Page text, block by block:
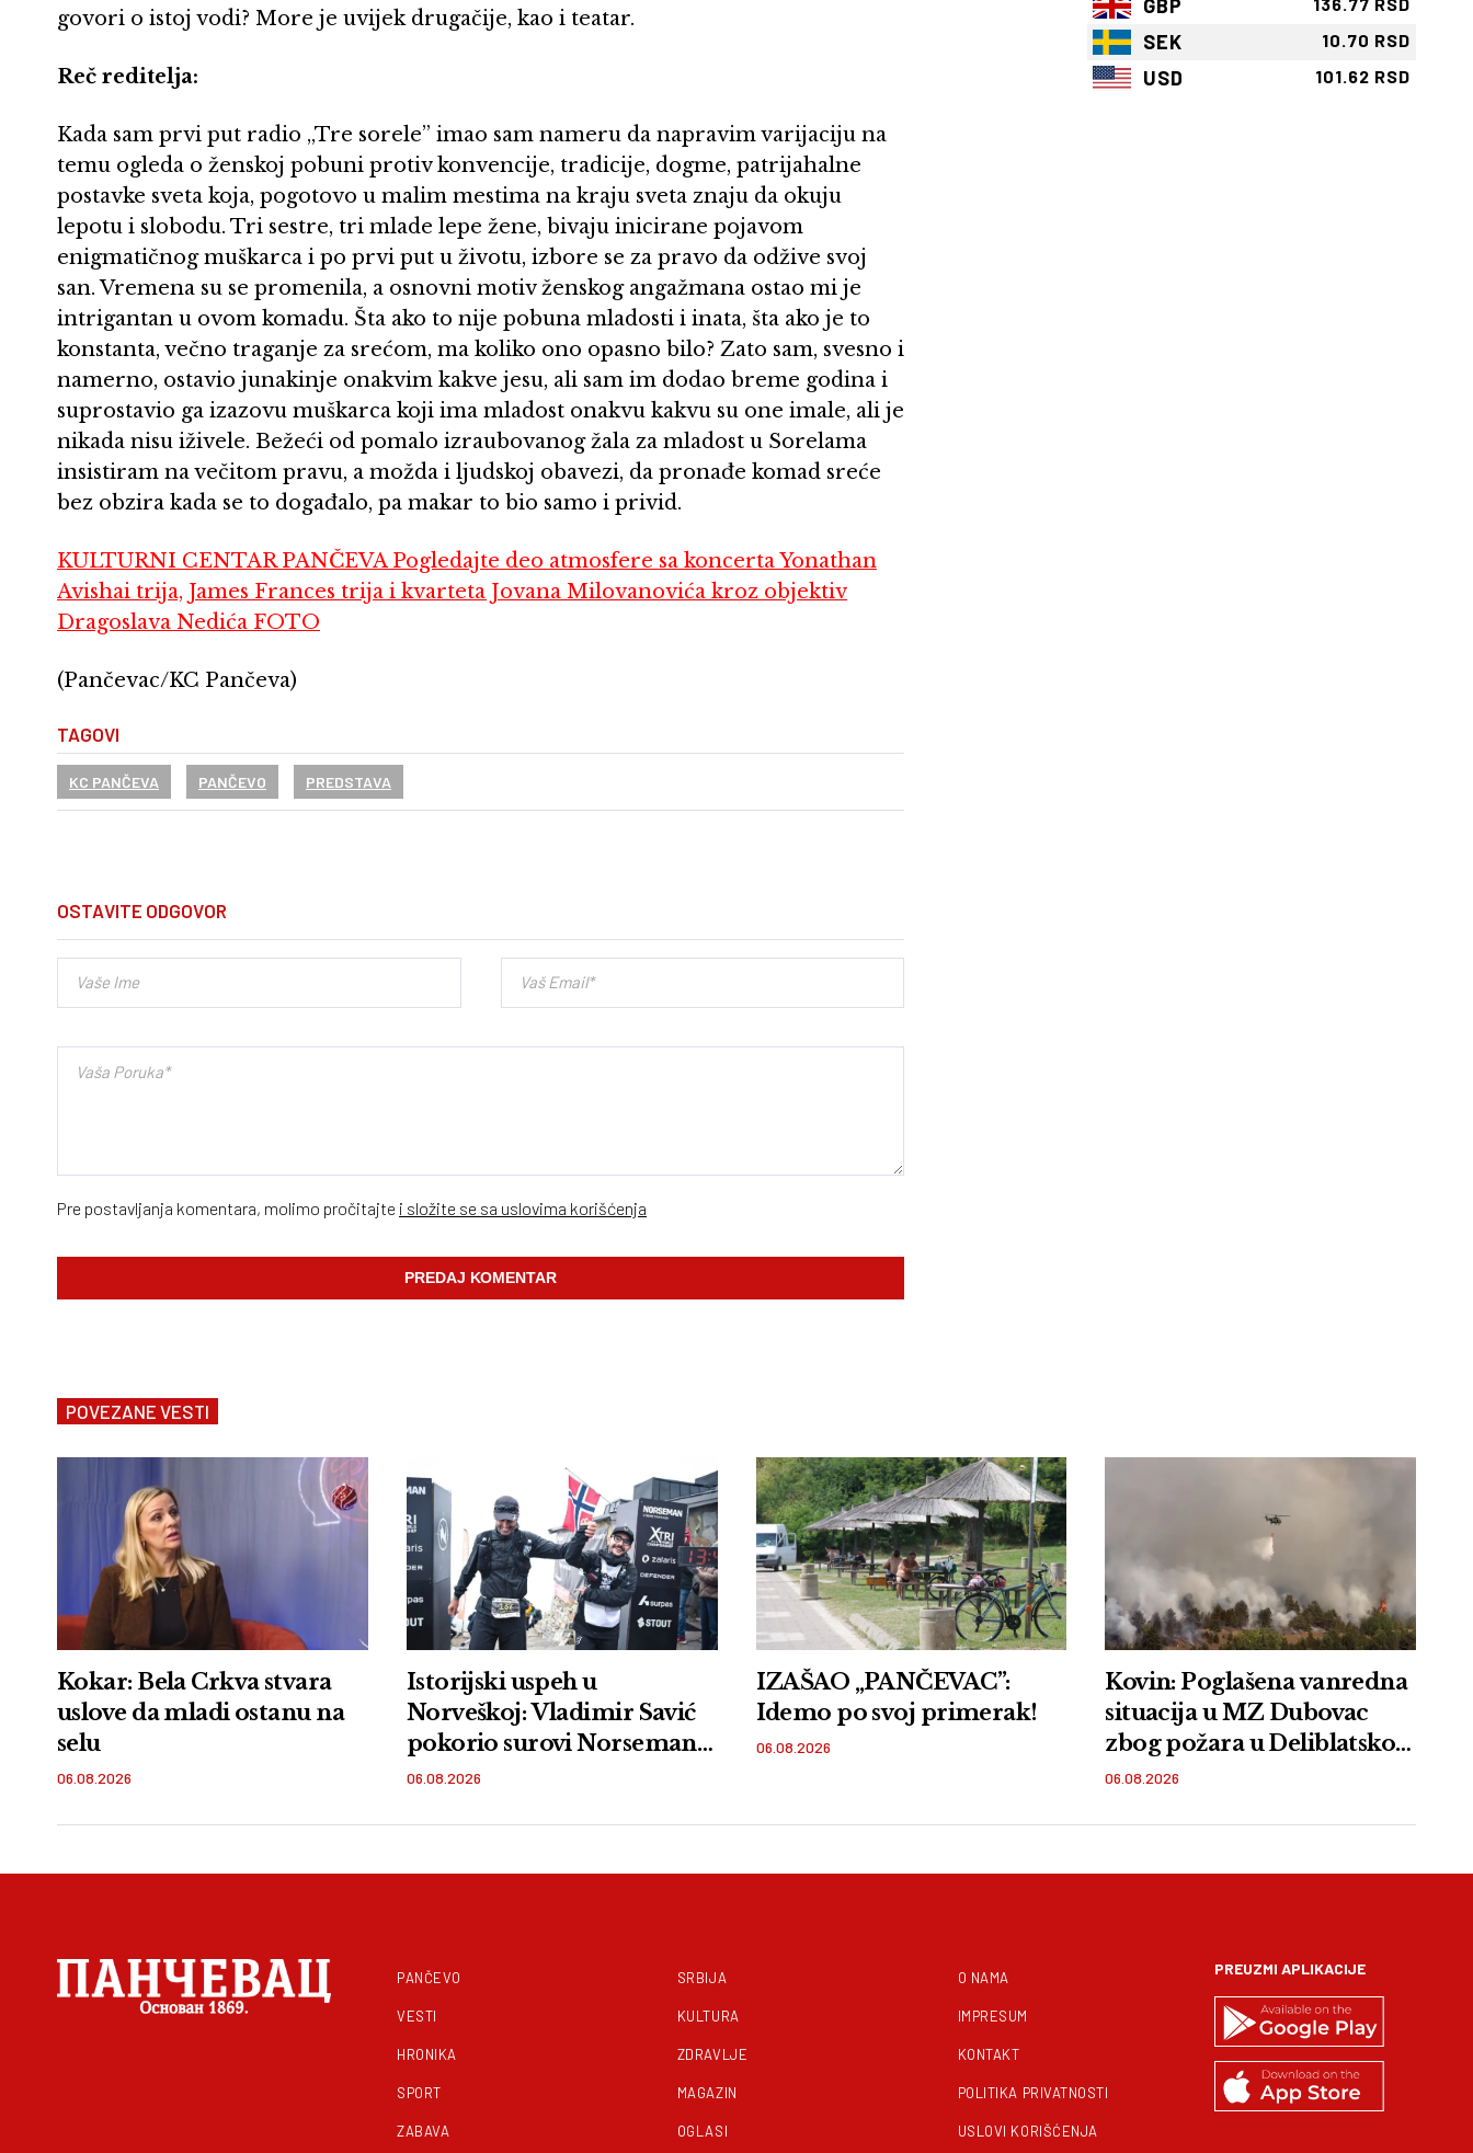
govori o istoj vodi? More je uvijek drugačije, kao i teatar.
Reč reditelja:
Kada sam prvi put radio „Tre sorele” imao sam nameru da napravim varijaciju na
temu ogleda o ženskoj pobuni protiv konvencije, tradicije, dogme, patrijahalne
postavke sveta koja, pogotovo u malim mestima na kraju sveta znaju da okuju
lepotu i slobodu. Tri sestre, tri mlade lepe žene, bivaju inicirane pojavom
enigmatičnog muškarca i po prvi put u životu, izbore se za pravo da odžive svoj
san. Vremena su se promenila, a osnovni motiv ženskog angažmana ostao mi je
intrigantan u ovom komadu. Šta ako to nije pobuna mladosti i inata, šta ako je to
konstanta, večno traganje za srećom, ma koliko ono opasno bilo? Zato sam, svesno i
namerno, ostavio junakinje onakvim kakve jesu, ali sam im dodao breme godina i
suprostavio ga izazovu muškarca koji ima mladost onakvu kakvu su one imale, ali je
nikada nisu iživele. Bežeći od pomalo izraubovanog žala za mladost u Sorelama
insistiram na večitom pravu, a možda i ljudskoj obavezi, da pronađe komad sreće
bez obzira kada se to događalo, pa makar to bio samo i privid.
KULTURNI CENTAR PANČEVA Pogledajte deo atmosfere sa koncerta Yonathan
Avishai trija, James Frances trija i kvarteta Jovana Milovanovića kroz objektiv
Dragoslava Nedića FOTO
(Pančevac/KC Pančeva)
TAGOVI
KC PANČEVA PANČEVO PREDSTAVA
OSTAVITE ODGOVOR
Pre postavljanja komentara, molimo pročitajte i složite se sa uslovima korišćenja
GBP
SEK 10.70 RSD
USD 101.62 RSD
POVEZANE VESTI
Kokar: Bela Crkva stvara
uslove da mladi ostanu na
selu
06.08.2026
Istorijski uspeh u
Norveškoj: Vladimir Savić
pokorio surovi Norseman
Xtri
06.08.2026
IZAŠAO „PANČEVAC”:
Idemo po svoj primerak!
06.08.2026
Kovin: Poglašena vanredna
situacija u MZ Dubovac
zbog požara u Deliblatskoj
peščari
06.08.2026
PANČEVO
VESTI
HRONIKA
SPORT
ZABAVA
SRBIJA
KULTURA
ZDRAVLJE
MAGAZIN
OGLASI
O NAMA
IMPRESUM
KONTAKT
POLITIKA PRIVATNOSTI
USLOVI KORIŠĆENJA
PREUZMI APLIKACIJE